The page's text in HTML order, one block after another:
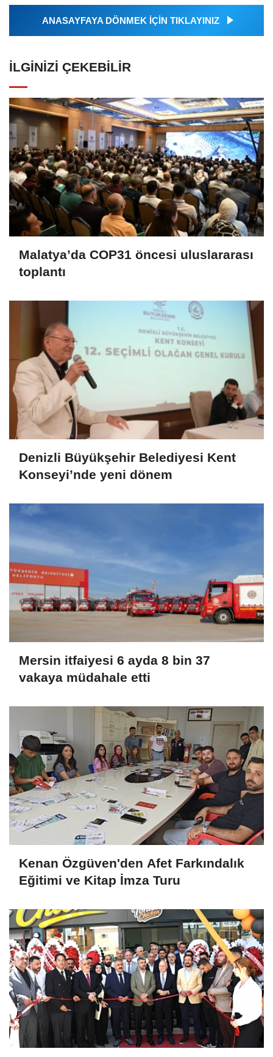
ANASAYFAYA DÖNMEK İÇİN TIKLAYINIZ
İLGINIZI ÇEKEBILIR
Malatya’da COP31 öncesi uluslararası
toplantı
Denizli Büyükşehir Belediyesi Kent
Konseyi’nde yeni dönem
Mersin itfaiyesi 6 ayda 8 bin 37
vakaya müdahale etti
Kenan Özgüven'den Afet Farkındalık
Eğitimi ve Kitap İmza Turu